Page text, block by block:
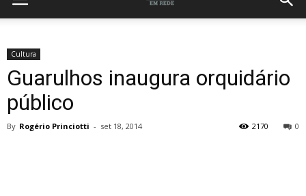
Cultura
Guarulhos inaugura orquidário
público
By Rogério Princiotti - set 18, 2014 0
2170